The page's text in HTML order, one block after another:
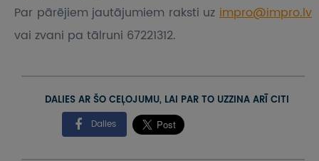
Par pārējiem jautājumiem raksti uz impro@impro.lv
vai zvani pa tālruni 67221312.
DALIES AR ŠO CEĻOJUMU, LAI PAR TO UZZINA ARĪ CITI
Dalies